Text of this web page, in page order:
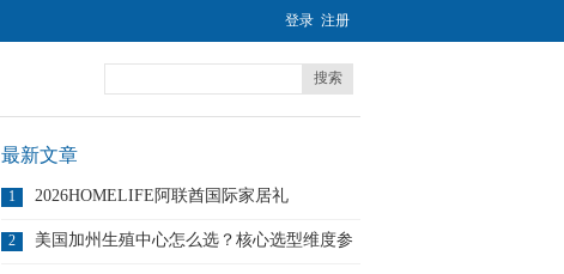
登录 注册
搜索
最新文章
1 2026HOMELIFE阿联酋国际家居礼
2
美国加州生殖中心怎么选？核心选型维度参